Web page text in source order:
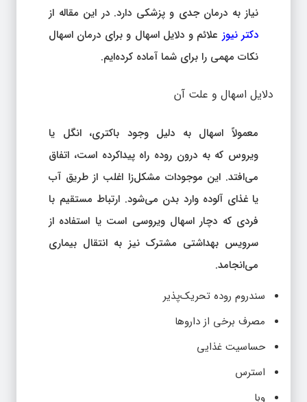
نیاز به درمان جدی و پزشکی دارد. در این مقاله از
دکتر نیوز علائم و دلایل اسهال و برای درمان اسهال
نکات مهمی را برای شما آماده کرده‌ایم.
دلایل اسهال و علت آن
معمولاً اسهال به دلیل وجود باکتری، انگل یا
ویروس که به درون روده راه پیداکرده است، اتفاق
می‌افتد. این موجودات مشکل‌زا اغلب از طریق آب
یا غذای آلوده وارد بدن می‌شود. ارتباط مستقیم با
فردی که دچار اسهال ویروسی است یا استفاده از
سرویس بهداشتی مشترک نیز به انتقال بیماری
می‌انجامد.
سندروم روده تحریک‌پذیر
مصرف برخی از داروها
حساسیت غذایی
استرس
وبا